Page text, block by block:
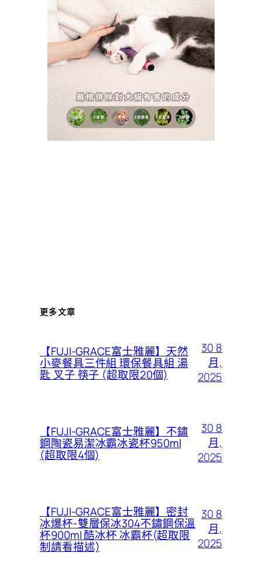
更多文章
【FUJI-GRACE富士雅麗】天然
小麥餐具三件組 環保餐具組 湯
匙 叉子 筷子 (超取限20個)
30 8
月,
2025
【FUJI-GRACE富士雅麗】不鏽
鋼陶瓷易潔冰霸冰瓷杯950ml
(超取限4個)
30 8
月,
2025
【FUJI-GRACE富士雅麗】密封
冰爆杯-雙層保冰304不鏽鋼保溫
杯900ml 酷冰杯 冰霸杯(超取限
制請看描述)
30 8
月,
2025